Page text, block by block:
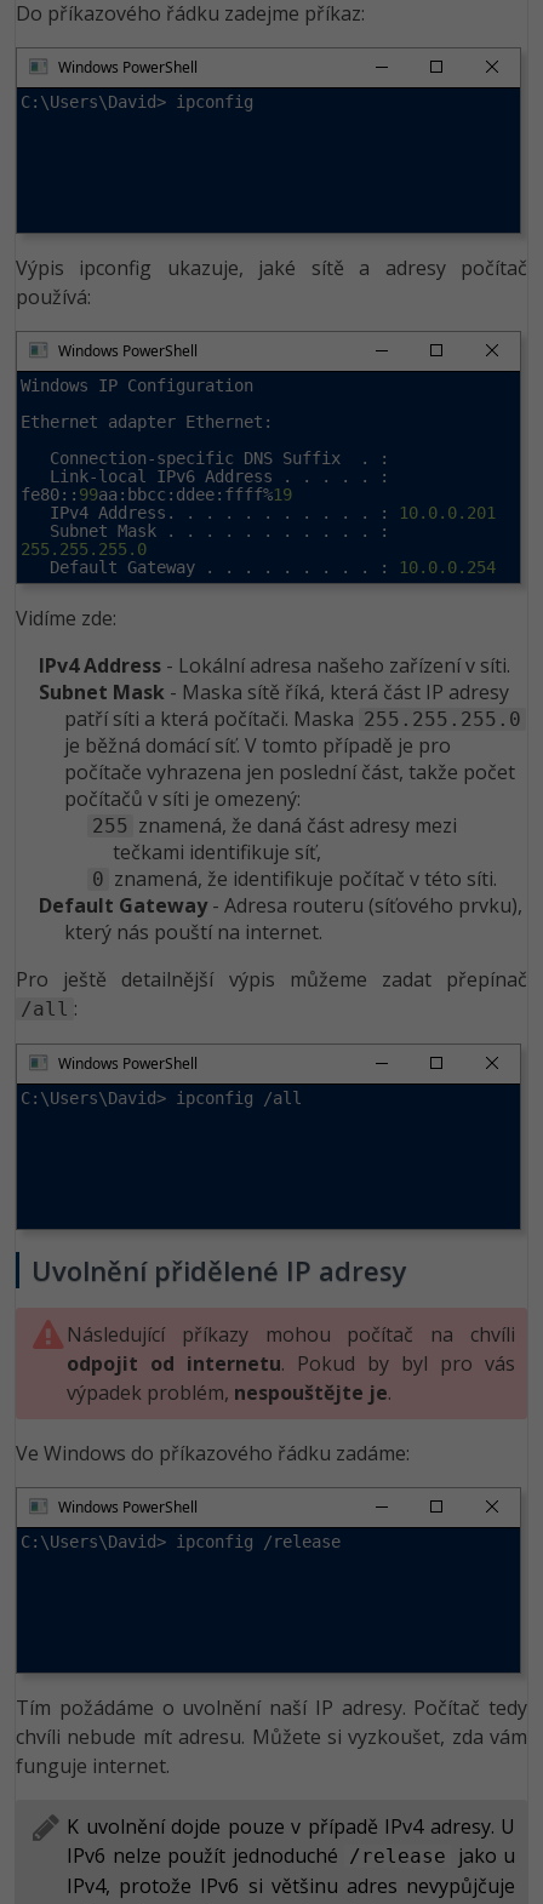
Do příkazového řádku zadejme příkaz:
Windows PowerShell
C:\Users\David> ipconfig
Výpis ipconfig ukazuje, jaké sítě a adresy počítač
používá:
Windows PowerShell
Windows IP Configuration
Ethernet adapter Ethernet:
fe80:: 99aa:bbcc:ddee:ffff%19
   IPv4 Address. . . . . . . . . . . :
10.0.0.201
255.255.255.0
   Default Gateway . . . . . . . . . :
10.0.0.254
Vidíme zde:
IPv4 Address - Lokální adresa našeho zařízení v síti.
Subnet Mask - Maska sítě říká, která část IP adresy
patří síti a která počítači. Maska 255.255.255.0
je běžná domácí síť. V tomto případě je pro
počítače vyhrazena jen poslední část, takže počet
počítačů v síti je omezený:
255 znamená, že daná část adresy mezi
tečkami identifikuje síť,
0 znamená, že identifikuje počítač v této síti.
Default Gateway- Adresa routeru (síťového prvku),
který nás pouští na internet.
Pro ještě detailnější výpis můžeme zadat přepínač
/all :
Windows PowerShell
C:\Users\David> ipconfig /all
Uvolnění přidělené IP adresy
Následující příkazy mohou počítač na chvíli
odpojit od internetu. Pokud by byl pro vás
výpadek problém, nespouštějte je.
Ve Windows do příkazového řádku zadáme:
Windows PowerShell
C:\Users\David> ipconfig /release
Tím požádáme o uvolnění naší IP adresy. Počítač tedy
chvíli nebude mít adresu. Můžete si vyzkoušet, zda vám
funguje internet.
K uvolnění dojde pouze v případě IPv4 adresy. U
IPv6 nelze použít jednoduché
/release
jako u
IPv4, protože IPv6 si většinu adres nevypůjčuje